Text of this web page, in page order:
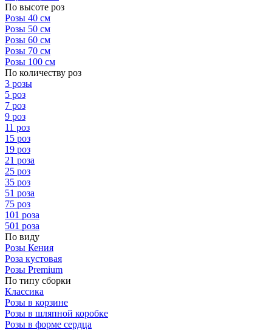
По высоте роз
Розы 40 см
Розы 50 см
Розы 60 см
Розы 70 см
Розы 100 см
По количеству роз
3 розы
5 роз
7 роз
9 роз
11 роз
15 роз
19 роз
21 роза
25 роз
35 роз
51 роза
75 роз
101 роза
501 роза
По виду
Розы Кения
Роза кустовая
Розы Premium
По типу сборки
Классика
Розы в корзине
Розы в шляпной коробке
Розы в форме сердца